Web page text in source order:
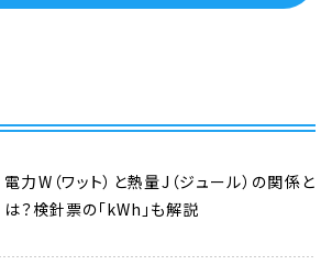
電力W（ワット）と熱量J（ジュール）の関係と
は？検針票の「kWh」も解説